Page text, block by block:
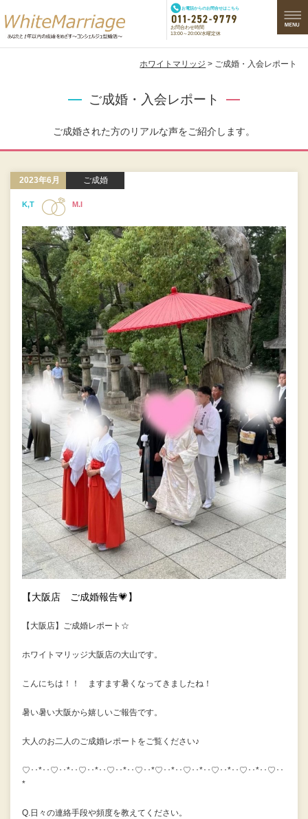
お電話からのお問合せはこちら
お問合わせ時間
13:00～20:00/水曜定休
ホワイトマリッジ > ご成婚・入会レポート
ご成婚・入会レポート
ご成婚された方のリアルな声をご紹介します。
2023年6月 ご成婚
K,T M.I
【大阪店 ご成婚報告💗】
【大阪店】ご成婚レポート☆
ホワイトマリッジ大阪店の大山です。
こんにちは！！ ますます暑くなってきましたね！
暑い暑い大阪から嬉しいご報告です。
大人のお二人のご成婚レポートをご覧ください♪
♡･･*･･♡･･*･･♡･･*･･♡･･*･･♡･･*♡･･*･･♡･･*･･♡･･*･･♡･･*･･♡･･
*
Q.日々の連絡手段や頻度を教えてください。